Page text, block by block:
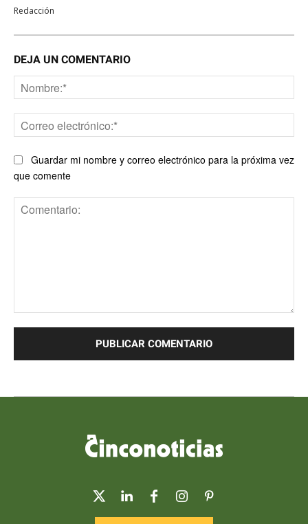
Redacción
DEJA UN COMENTARIO
Guardar mi nombre y correo electrónico para la próxima vez
que comente